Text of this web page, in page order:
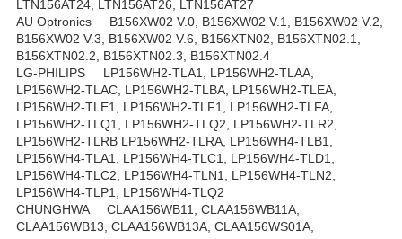
LTN156AT24, LTN156AT26, LTN156AT27
AU Optronics B156XW02 V.0, B156XW02 V.1, B156XW02 V.2,
B156XW02 V.3, B156XW02 V.6, B156XTN02, B156XTN02.1,
B156XTN02.2, B156XTN02.3, B156XTN02.4
LG-PHILIPS LP156WH2-TLA1, LP156WH2-TLAA,
LP156WH2-TLAC, LP156WH2-TLBA, LP156WH2-TLEA,
LP156WH2-TLE1, LP156WH2-TLF1, LP156WH2-TLFA,
LP156WH2-TLQ1, LP156WH2-TLQ2, LP156WH2-TLR2,
LP156WH2-TLRB LP156WH2-TLRA, LP156WH4-TLB1,
LP156WH4-TLA1, LP156WH4-TLC1, LP156WH4-TLD1,
LP156WH4-TLC2, LP156WH4-TLN1, LP156WH4-TLN2,
LP156WH4-TLP1, LP156WH4-TLQ2
CHUNGHWA CLAA156WB11, CLAA156WB11A,
CLAA156WB13, CLAA156WB13A, CLAA156WS01A,